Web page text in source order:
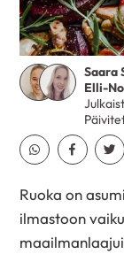
Saara
Elli-
Jaa Whatsapp
Jaa Jaa
Ruoka on
ilmastoon